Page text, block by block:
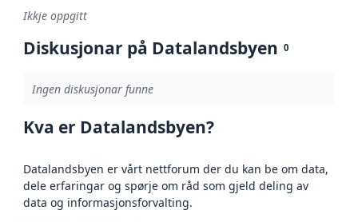
Ikkje oppgitt
Diskusjonar på Datalandsbyen 0
Ingen diskusjonar funne
Kva er Datalandsbyen?
Datalandsbyen er vårt nettforum der du kan be om data,
dele erfaringar og spørje om råd som gjeld deling av
data og informasjonsforvalting.